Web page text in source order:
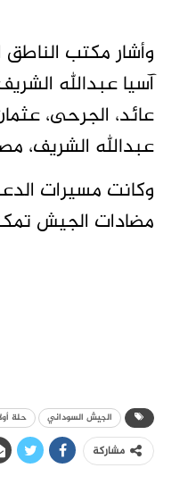
وأشار مكتب
آسيا عبدالله
عائد، الجرحى،
عبدالله الشريف،
وكانت مسيرات
مضادات الجيش
الجيش السوداني حلة
مشاركة